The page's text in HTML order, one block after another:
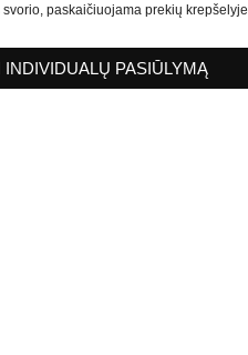
paskaičiuojama prekių krepšelyje
INDIVIDUALŲ PASIŪLYMĄ